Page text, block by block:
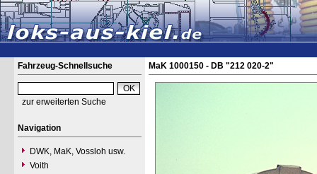
Fahrzeug-Schnellsuche
zur erweiterten Suche
Navigation
DWK, MaK, Vossloh usw.
Voith
MaK 1000150 - DB "212 020-2"